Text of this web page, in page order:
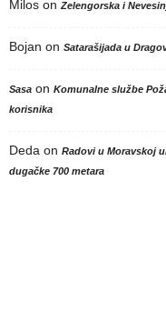
Milos on Zelengorska i
Bojan on Satarašijada u
Sasa on Komunalne službe
korisnika
Deda on Radovi u Moravskoj
dugačke 700 metara